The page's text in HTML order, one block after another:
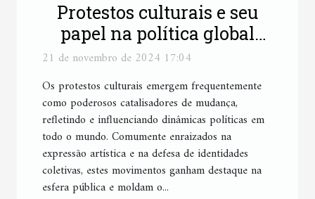
Protestos culturais e seu
papel na política global
moderna
21 de novembro de 2024 17:04
Os protestos culturais emergem frequentemente
como poderosos catalisadores de mudança,
refletindo e influenciando dinâmicas políticas em
todo o mundo. Comumente enraizados na
expressão artística e na defesa de identidades
coletivas, estes movimentos ganham destaque na
esfera pública e moldam o...